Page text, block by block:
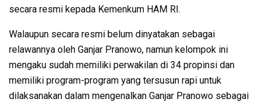
secara resmi kepada Kemenkum HAM RI.
Walaupun secara resmi belum dinyatakan sebagai
relawannya oleh Ganjar Pranowo, namun kelompok ini
mengaku sudah memiliki perwakilan di 34 propinsi dan
memiliki program-program yang tersusun rapi untuk
dilaksanakan dalam mengenalkan Ganjar Pranowo sebagai